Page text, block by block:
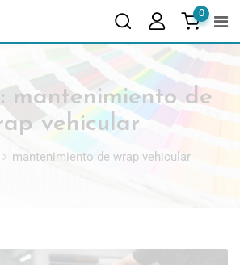
0
mantenimiento de
vehicular
mantenimiento de wrap vehicular